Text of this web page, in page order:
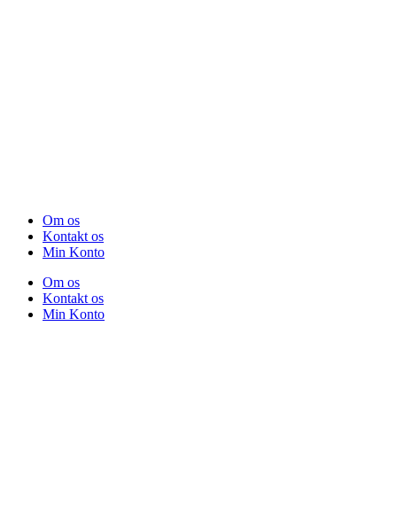
Om os
Kontakt os
Min Konto
Om os
Kontakt os
Min Konto